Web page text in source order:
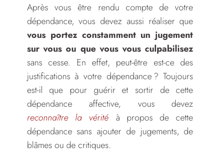
Après vous être rendu compte de votre
dépendance, vous devez aussi réaliser que
vous portez constamment un jugement
sur vous ou que vous vous culpabilisez
sans cesse. En effet, peut-être est-ce des
justifications à votre dépendance ? Toujours
est-il que pour guérir et sortir de cette
dépendance affective, vous devez
reconnaître la vérité à propos de cette
dépendance sans ajouter de jugements, de
blâmes ou de critiques.